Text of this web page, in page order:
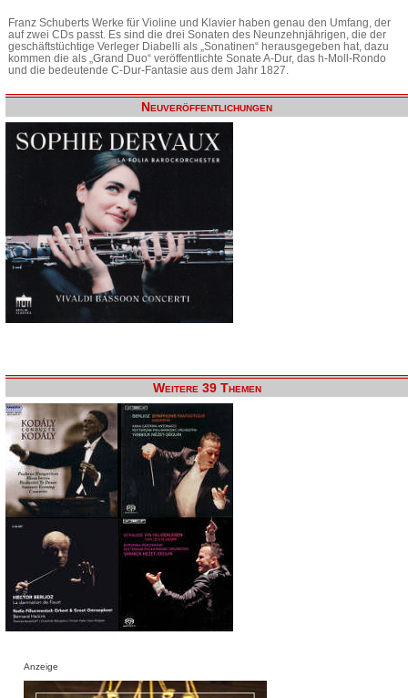
Franz Schuberts Werke für Violine und Klavier haben genau den Umfang, der
auf zwei CDs passt. Es sind die drei Sonaten des Neunzehnjährigen, die der
geschäftstüchtige Verleger Diabelli als „Sonatinen“ herausgegeben hat, dazu
kommen die als „Grand Duo“ veröffentlichte Sonate A-Dur, das h-Moll-Rondo
und die bedeutende C-Dur-Fantasie aus dem Jahr 1827.
Neuveröffentlichungen
Weitere 39 Themen
Anzeige